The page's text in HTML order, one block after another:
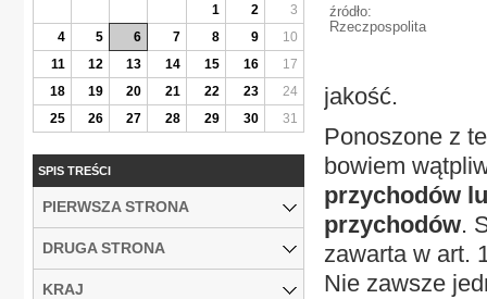
źródło:
Rzeczpospolita
jakość.
Ponoszone z
bowiem
przychodów
przychodów.
zawarta w art.
Nie zawsze
1
2
3
4
5 6 7 8 9
10
11
12 13 14 15 16
17
18
19 20 21 22 23
24
25
26 27 28 29 30 31
SPIS TREŚCI
PIERWSZA STRONA
DRUGA STRONA
KRAJ